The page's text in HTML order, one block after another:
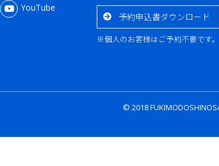
YouTube
予約申込書ダウンロード
※個人のお客様はご予約不要です。
© 2018